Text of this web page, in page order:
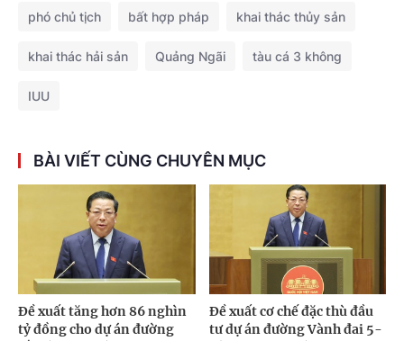
phó chủ tịch bất hợp pháp khai thác thủy sản
khai thác hải sản Quảng Ngãi tàu cá 3 không
IUU
BÀI VIẾT CÙNG CHUYÊN MỤC
Đề xuất tăng hơn 86 nghìn
tỷ đồng cho dự án đường
Đề xuất cơ chế đặc thù đầu
tư dự án đường Vành đai 5-